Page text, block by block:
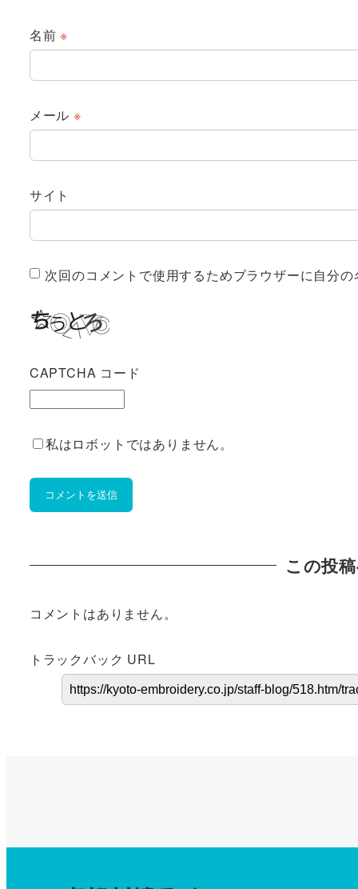
名前※
メール ※
サイト
次回のコメントで使用するためブラウザーに自分
CAPTCHA コード
私はロボットではありません。
この投
コメントはありません。
トラックバック URL